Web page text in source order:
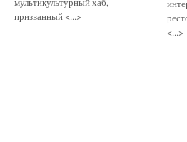
призванный <...>
<...>